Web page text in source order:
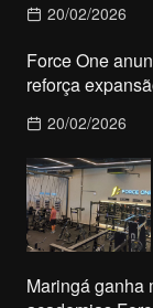
20/02/2026
Force One
reforça
20/02/2026
Maringá ganha